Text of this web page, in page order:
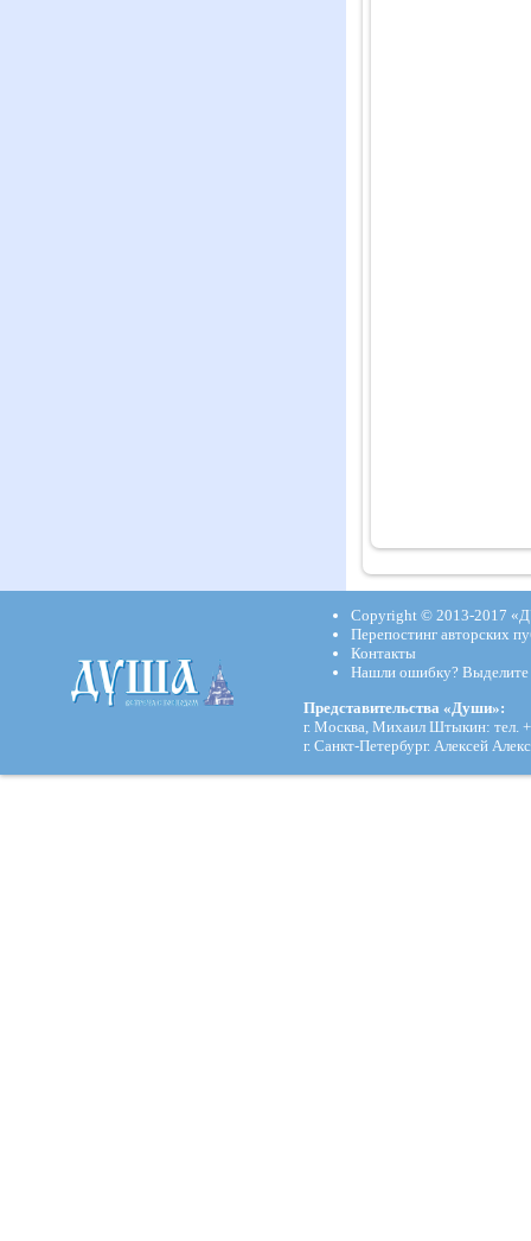
Copyright © 2013-2017
Перепостинг авторских
Контакты
Нашли ошибку?
Представительства «Души»:
г. Москва, Михаил Штыкин: тел.
г. Санкт-Петербург. Алексей